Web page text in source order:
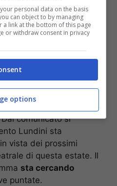
puntata del programma (via
pezza di Lundini’, il
al lavoro per ritornare
del 2022
comunicato si
Lundini sta
vista dei prossimi
di questa estate. Il
sta cercando
puntate.
personal data on the basis
can object to by managing
link at the bottom of this page
or withdraw consent in privacy
options